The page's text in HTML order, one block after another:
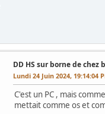
DD HS sur borne de chez
Lundi 24 Juin 2024, 19:14:04
C'est un PC , mais
mettait comme os et